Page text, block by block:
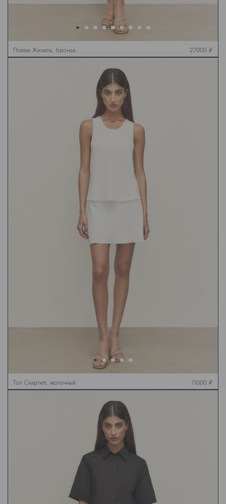
Платье Жизель, бронза 27000 ₽
Топ Скарлетт, молочный 11000 ₽